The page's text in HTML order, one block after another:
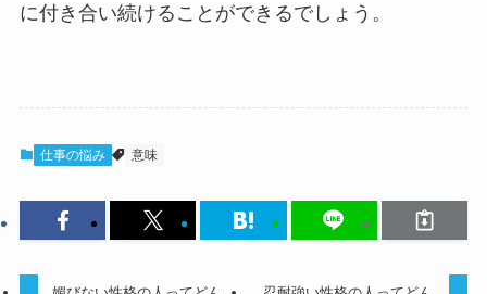
に付き合い続けることができるでしょう。
仕事の悩み 意味